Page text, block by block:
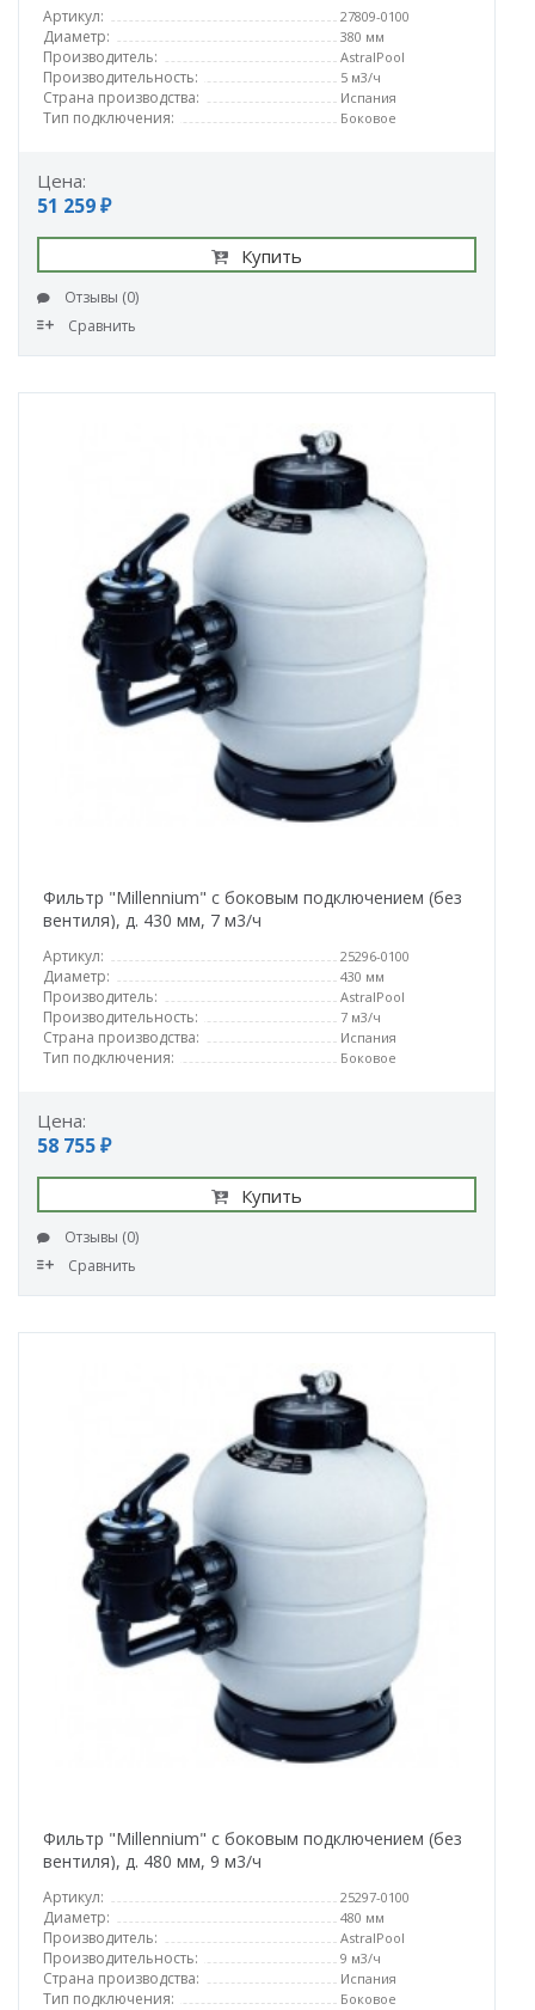
Артикул: 27809-0100
Диаметр: 380 мм
Производитель: AstralPool
Производительность: 5 м3/ч
Страна производства: Испания
Тип подключения: Боковое
Цена:
51 259 ₽
Купить
Отзывы (0)
Сравнить
Фильтр "Millennium" с боковым подключением (без
вентиля), д. 430 мм, 7 м3/ч
Артикул: 25296-0100
Диаметр: 430 мм
Производитель: AstralPool
Производительность: 7 м3/ч
Страна производства: Испания
Тип подключения: Боковое
Цена:
58 755 ₽
Купить
Отзывы (0)
Сравнить
Фильтр "Millennium" с боковым подключением (без
вентиля), д. 480 мм, 9 м3/ч
Артикул: 25297-0100
Диаметр: 480 мм
Производитель: AstralPool
Производительность: 9 м3/ч
Страна производства: Испания
Тип подключения: Боковое